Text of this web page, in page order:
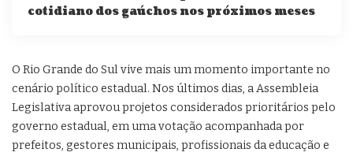
cotidiano dos gaúchos nos próximos meses
O Rio Grande do Sul vive mais um momento importante no
cenário político estadual. Nos últimos dias, a Assembleia
Legislativa aprovou projetos considerados prioritários pelo
governo estadual, em uma votação acompanhada por
prefeitos, gestores municipais, profissionais da educação e